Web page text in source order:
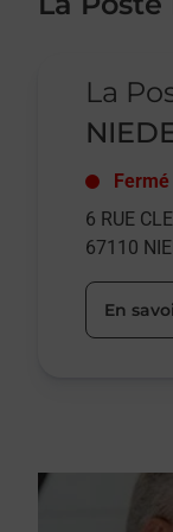
La
Fermé
6 RUE
67110
En